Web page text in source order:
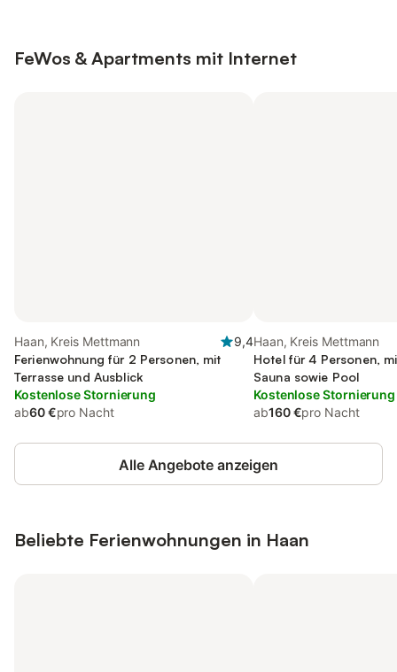
FeWos & Apartments mit Internet
Haan, Kreis Mettmann
9,4
Ferienwohnung für 2 Personen, mit
Terrasse und Ausblick
Kostenlose Stornierung
ab60 €pro Nacht
Haan, Kreis Mettmann
Hotel für 4 Personen,
Sauna sowie Pool
Kostenlose Stornierung
ab160 €pro Nacht
Alle Angebote anzeigen
Beliebte Ferienwohnungen in Haan